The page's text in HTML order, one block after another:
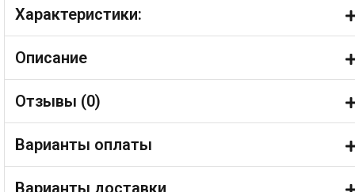
Характеристики:
Описание
Отзывы (0)
Варианты оплаты
Варианты доставки